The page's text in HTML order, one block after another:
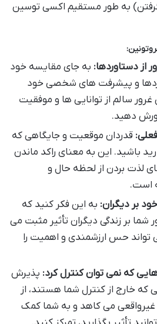
به طور مستقیم اکسی توسین
از دستاوردها: به جای مقایسه خود
و پیشرفت های شخصی خود
سالم از توانایی ها و موفقیت
دهید.
قدردان موقعیت و جایگاهی که
باشید. این به معنای راکد ماندن
لذت بردن از لحظه حال و
است.
بر دیگران: به این فکر کنید که
شما بر زندگی دیگران تأثیر مثبت می
تواند حس ارزشمندی و اهمیت را
که نمی توان کنترل کرد: پذیرش
که خارج از کنترل شما هستند، از
غیرواقعی می کاهد و به شما کمک